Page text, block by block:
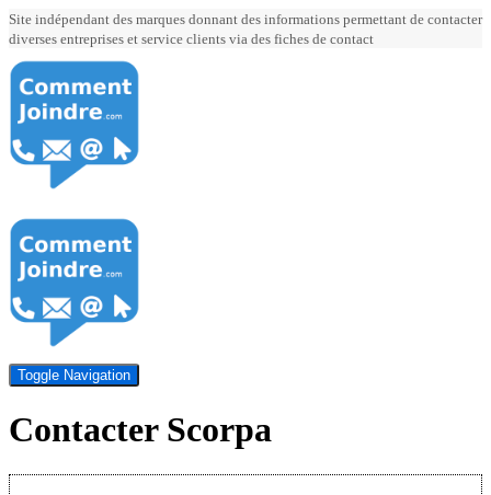
Site indépendant des marques donnant des informations permettant de contacter
diverses entreprises et service clients via des fiches de contact
Toggle Navigation
Contacter Scorpa